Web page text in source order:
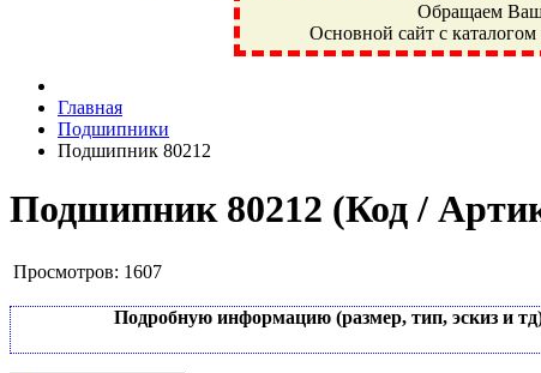
Обращаем
Основной сайт с каталогом
Фрязино, Антал+, плюс, Свердловский, Загорянский,
техника, сварочные аппараты, NIS, NSK, JED, KPT, NXZ,
NTN, SKF, купить, заказать
Главная
Подшипники
Подшипник 80212
Подшипник 80212 (Код /
Просмотров: 1607
Подробную информацию (размер, тип, эскиз и